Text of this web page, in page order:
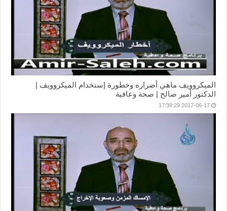
الميكروويف ماهي أضراره وخطورة إستخدام الميكروويف |
الدكتور أمير صالح | صحة وعافية
2017-06-17 17:39:29